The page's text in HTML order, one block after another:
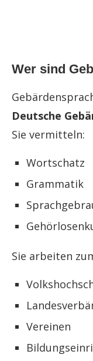
Wer sind
Deutsche
Sie vermitteln:
Wortschatz
Grammatik
Sie arbeiten
Vereinen